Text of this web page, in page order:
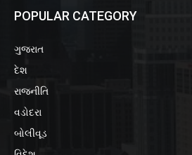
POPULAR CATEGORY
ગુજરાત
દેશ
રાજનીતિ
વડોદરા
બોલીવૂડ